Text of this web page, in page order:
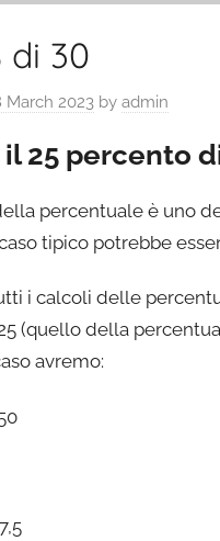
di 30
March 2023 by admin
il 25 percento
percentuale è uno
tipico potrebbe
i calcoli delle
(quello della
avremo: